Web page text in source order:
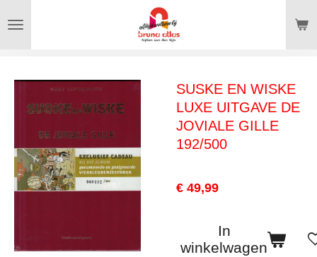
direct
hoofdinhoud
SUSKE EN WISKE
LUXE UITGAVE DE
JOVIALE GILLE
192/500
€ 49,99
In
winkelwagen